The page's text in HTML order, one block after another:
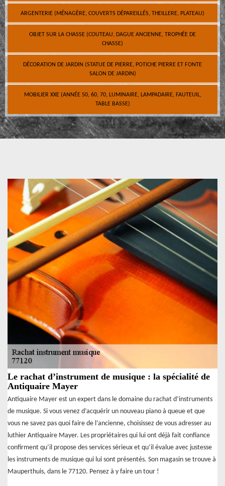
ARGENTERIE (MÉNAGÈRE, COUVERTS DÉPAREILLÉS, THEILLERE, PLATEAU)
OBJET SUR LA CHASSE (COUTEAU, DAGUE ANCIENNE, TROPHÉE DE
CHASSE)
DÉCORATION DE JARDIN (STATUE DE PIERRE, POTICHE PIERRE ET FONTE
SALON DE JARDIN)
MOBILIER XXE (ANNÉE 50, 60, 70, LUMINAIRE, LAMPADAIRE, FAUTEUIL,
TABLE BASSE)
Le rachat d’instrument de musique : la spécialité de
Antiquaire Mayer
Antiquaire Mayer est un expert dans le domaine du rachat d’instruments
de musique. Si vous venez d’acquérir un nouveau piano à queue et que
vous ne savez pas quoi faire de l’ancienne, choisissez de vous adresser au
luthier Antiquaire Mayer. Les propriétaires qui lui ont déjà fait confiance
confirment qu’il propose des services sérieux et qu’il évalue avec justesse
les instruments de musique qui lui sont présentés. Son magasin se trouve à
Mauperthuis, dans le 77120. Pensez à y faire un tour !